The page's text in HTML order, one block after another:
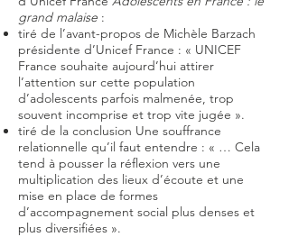
grand malaise :
tiré de l’avant-propos de Michèle Barzach
présidente d’Unicef France : « UNICEF
France souhaite aujourd’hui attirer
l’attention sur cette population
d’adolescents parfois malmenée, trop
souvent incomprise et trop vite jugée ».
tiré de la conclusion Une souffrance
relationnelle qu’il faut entendre : « … Cela
tend à pousser la réflexion vers une
multiplication des lieux d’écoute et une
mise en place de formes
d’accompagnement social plus denses et
plus diversifiées ».